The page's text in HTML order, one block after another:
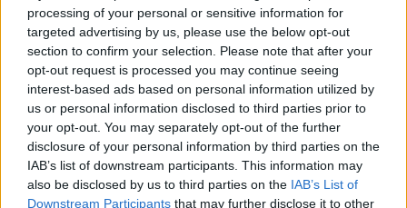
processing of your personal or sensitive information for
targeted advertising by us, please use the below opt-out
section to confirm your selection. Please note that after your
opt-out request is processed you may continue seeing
interest-based ads based on personal information utilized by
us or personal information disclosed to third parties prior to
your opt-out. You may separately opt-out of the further
disclosure of your personal information by third parties on the
IAB’s list of downstream participants. This information may
also be disclosed by us to third parties on the IAB’s List of
Downstream Participants that may further disclose it to other
Sigue leyendo